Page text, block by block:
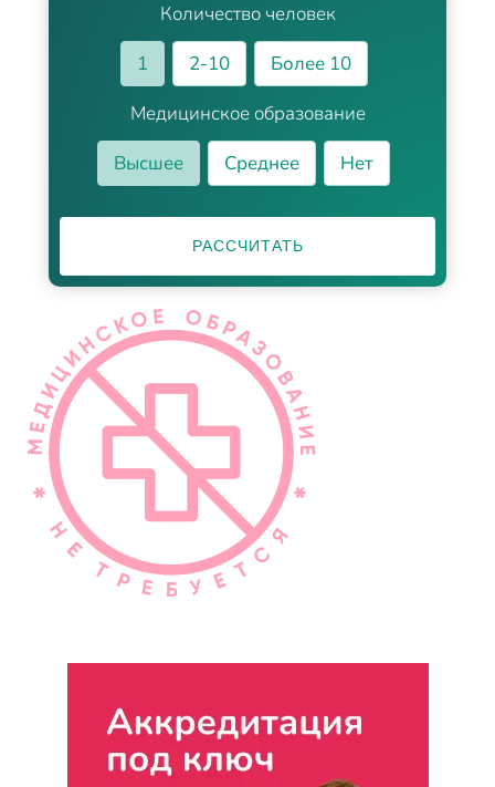
Количество человек
1
2-10
Более 10
Медицинское образование
Высшее
Среднее Нет
РАССЧИТАТЬ